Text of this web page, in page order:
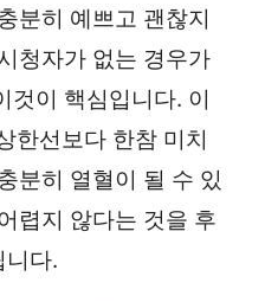
분히 예쁘고 괜찮지
청자가 없는 경우가
것이 핵심입니다. 이
한선보다 한참 미치
분히 열혈이 될 수 있
렵지 않다는 것을 후
니다.